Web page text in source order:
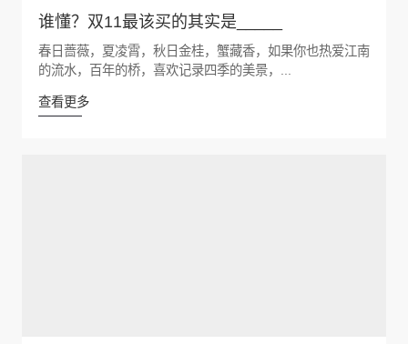
谁懂？双11最该买的其实是_____
春日蔷薇，夏凌霄，秋日金桂，蟹藏香，如果你也热爱江南
的流水，百年的桥，喜欢记录四季的美景，...
查看更多